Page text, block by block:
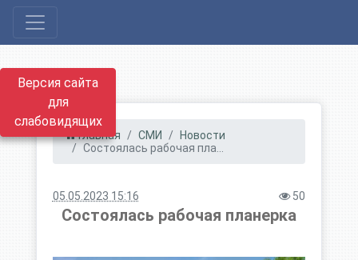
Версия сайта
для
слабовидящих
Главная СМИ
Новости
Состоялась рабочая пла...
05.05.2023 15:16 50
Состоялась рабочая планерка